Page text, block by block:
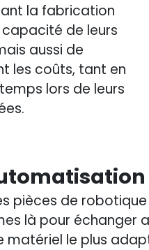
la fabrication
de leurs
aussi de
les coûts, tant en
lors de leurs
pièces de
là pour échanger
matériel le plus